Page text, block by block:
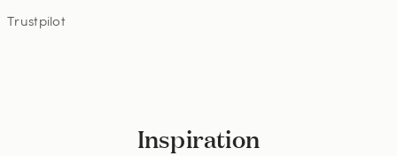
Trustpilot
Inspiration